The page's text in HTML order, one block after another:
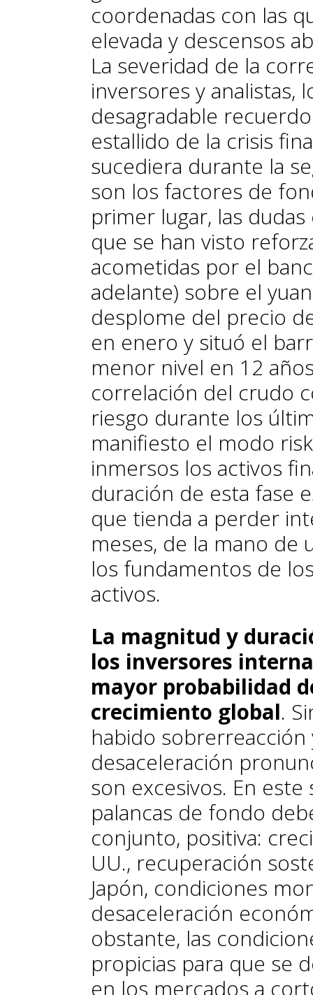
coordenadas con las
elevada y descensos
La severidad de la
inversores y analistas,
desagradable
estallido de la crisis
sucediera durante la
son los factores de
primer lugar, las
que se han visto
acometidas por el
adelante) so­­bre el
desplome del precio
en enero y situó el
menor nivel en 12
correlación del crudo
riesgo du­­rante los
manifiesto el modo
inmersos los activos
duración de esta fase
que tienda a perder
meses, de la mano
los fundamentos de
activos.
La magnitud y
los inversores
mayor probabilidad
crecimiento global.
habido
desaceleración
son excesivos. En
palancas de fondo
conjunto, positiva:
UU., recuperación
Japón, condiciones
desaceleración
obstante, las
propicias para que se
en los mercados a